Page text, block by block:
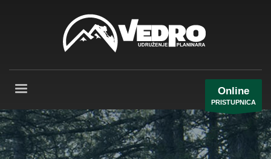
Online
PRISTUPNICA